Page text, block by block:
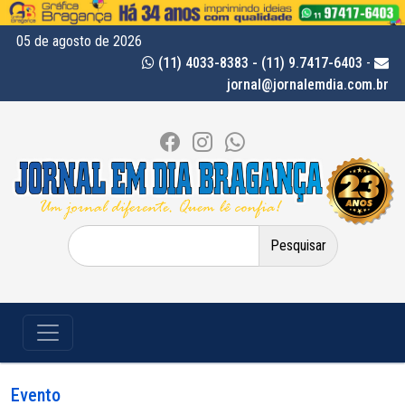
05 de agosto de 2026
(11) 4033-8383 - (11) 9.7417-6403 -
jornal@jornalemdia.com.br
Pesquisar
por:
Evento